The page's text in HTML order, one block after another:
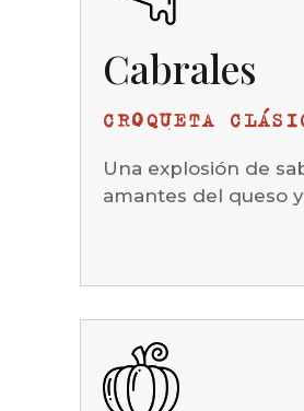
Cabrales
CROQUETA
Una explosión de
amantes del queso